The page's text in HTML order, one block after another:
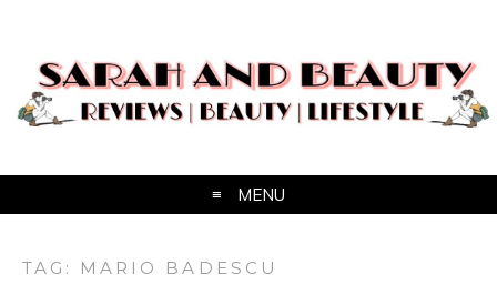
MENU
TAG: MARIO BADESCU